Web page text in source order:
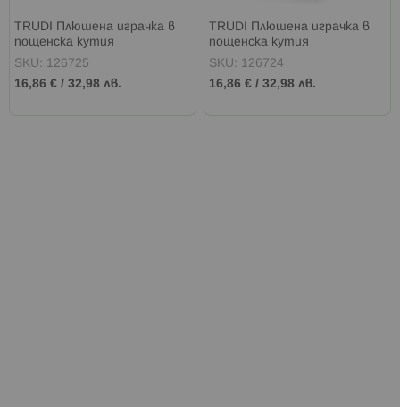
TRUDI Плюшена играчка в
пощенска кутия
SKU: 126725
16,86 € / 32,98 лв.
TRUDI Плюшена играчка в
пощенска кутия
SKU: 126724
16,86 € /32,98 лв.